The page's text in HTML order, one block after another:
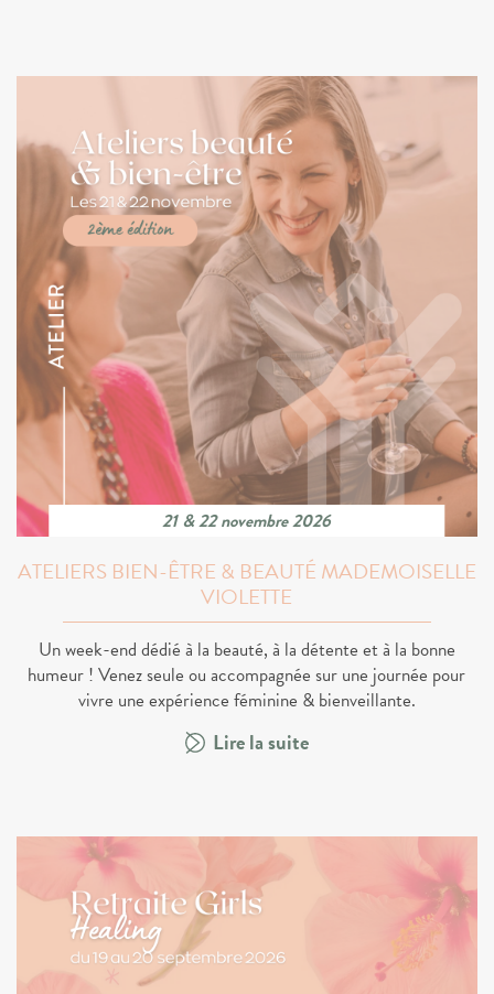
21 & 22 novembre 2026
ATELIERS BIEN-ÊTRE & BEAUTÉ MADEMOISELLE
VIOLETTE
Un week-end dédié à la beauté, à la détente et à la bonne
humeur ! Venez seule ou accompagnée sur une journée pour
vivre une expérience féminine & bienveillante.
Lire la suite